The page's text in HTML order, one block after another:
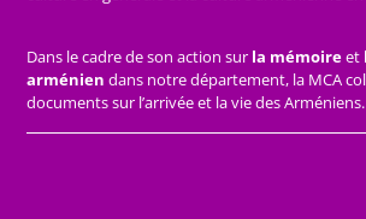
Dans le cadre de son action sur la mémoireet
arménien dans notre département, la MCA
documents sur l’arrivée et la vie des Arméniens.